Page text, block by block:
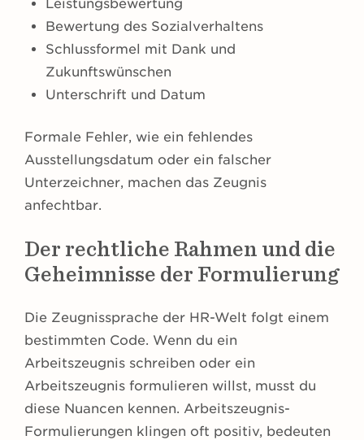
Leistungsbewertung
Bewertung des Sozialverhaltens
Schlussformel mit Dank und
Zukunftswünschen
Unterschrift und Datum
Formale Fehler, wie ein fehlendes
Ausstellungsdatum oder ein falscher
Unterzeichner, machen das Zeugnis
anfechtbar.
Der rechtliche Rahmen und die
Geheimnisse der Formulierung
Die Zeugnissprache der HR-Welt folgt einem
bestimmten Code. Wenn du ein
Arbeitszeugnis schreiben oder ein
Arbeitszeugnis formulieren willst, musst du
diese Nuancen kennen. Arbeitszeugnis-
Formulierungen klingen oft positiv, bedeuten